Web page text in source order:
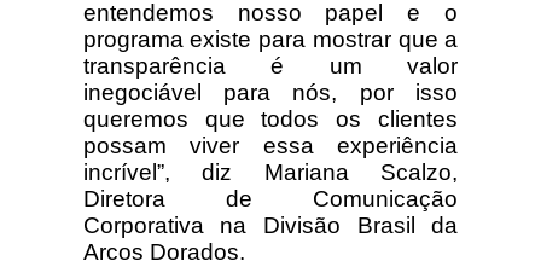
entendemos nosso papel e o
programa existe para mostrar que a
transparência é um valor
inegociável para nós, por isso
queremos que todos os clientes
possam viver essa experiência
incrível”, diz Mariana Scalzo,
Diretora de Comunicação
Corporativa na Divisão Brasil da
Arcos Dorados.